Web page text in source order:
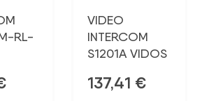
RL-
VIDEO
INTERCOM
S1201A VIDOS
137,41 €